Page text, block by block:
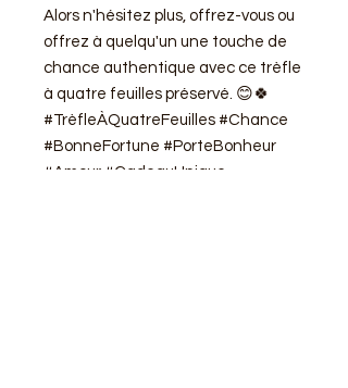
Alors n'hésitez plus, offrez-vous ou
offrez à quelqu'un une touche de
chance authentique avec ce trèfle
à quatre feuilles préservé. 😊🍀
#TrèfleÀQuatreFeuilles #Chance
#BonneFortune #PorteBonheur
#Amour #CadeauUnique